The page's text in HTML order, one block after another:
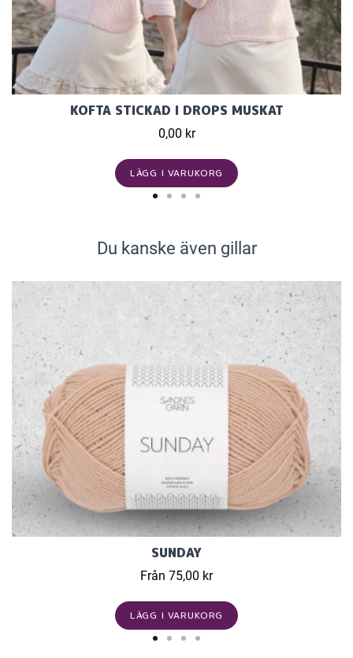
KOFTA STICKAD I DROPS MUSKAT
0,00 kr
LÄGG I VARUKORG
Du kanske även gillar
SUNDAY
Från 75,00 kr
LÄGG I VARUKORG